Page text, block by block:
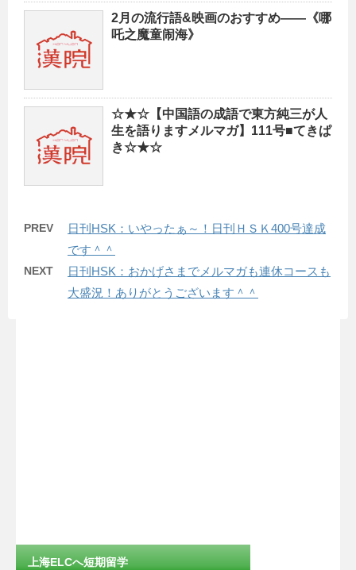
2月の流行語&映画のおすすめ――《哪
吒之魔童闹海》
☆★☆【中国語の成語で東方純三が人
生を語りますメルマガ】111号■てきぱ
き☆★☆
PREV
日刊HSK：いやったぁ～！日刊ＨＳＫ400号達成
です＾＾
NEXT
日刊HSK：おかげさまでメルマガも連休コースも
大盛況！ありがとうございます＾＾
上海ELCへ短期留学